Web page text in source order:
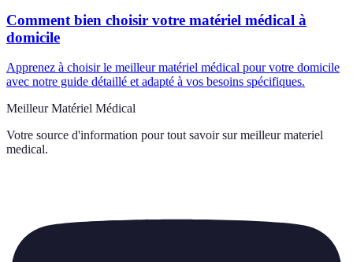
Comment bien choisir votre matériel médical à
domicile
Apprenez à choisir le meilleur matériel médical pour votre domicile
avec notre guide détaillé et adapté à vos besoins spécifiques.
Meilleur Matériel Médical
Votre source d'information pour tout savoir sur meilleur materiel
medical.